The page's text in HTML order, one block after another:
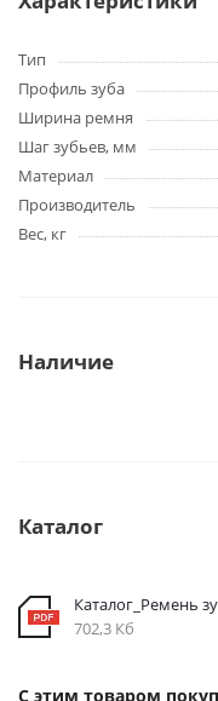
Тип
Профиль зуба
Ширина ремня
Шаг зубьев, мм
Материал
Производитель
Вес, кг
Наличие
Каталог
Каталог_Ремень
702,3 Кб
С этим товаром